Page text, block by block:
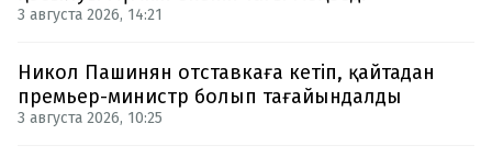
3 августа 2026, 14:21
Никол Пашинян отставкаға кетіп, қайтадан
премьер-министр болып тағайындалды
3 августа 2026, 10:25